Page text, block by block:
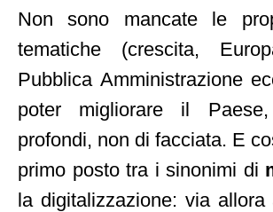
Non sono mancate le
tematiche (crescita,
Pubblica Amministrazione
poter migliorare il
profondi, non di facciata. E
primo posto tra i sinonimi di
la digitalizzazione: via